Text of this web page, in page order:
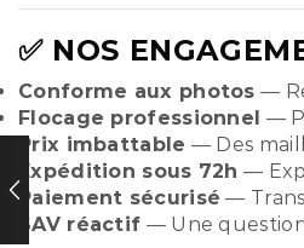
✅ NOS
Conforme aux photos —
Flocage professionnel —
Prix imbattable — Des
Expédition sous 72h —
Paiement sécurisé —
SAV réactif — Une